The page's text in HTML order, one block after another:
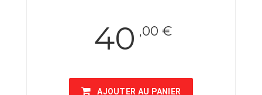
40 ,00 €
AJOUTER AU PANIER